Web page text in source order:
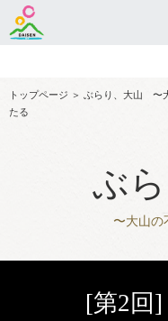
トップページ ＞ ぶらり、大山 〜
たる
ぶ
〜大山の
[第2回